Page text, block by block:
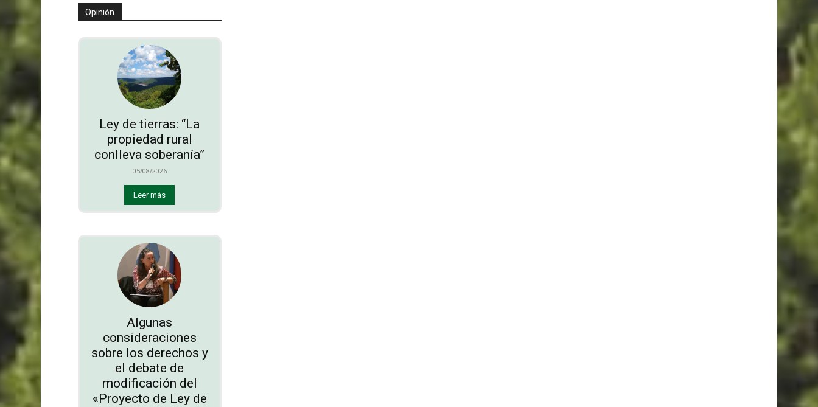
Opinión
Ley de tierras: “La
propiedad rural
conlleva soberanía”
05/08/2026
Leer más
Algunas
consideraciones
sobre los derechos y
el debate de
modificación del
«Proyecto de Ley de